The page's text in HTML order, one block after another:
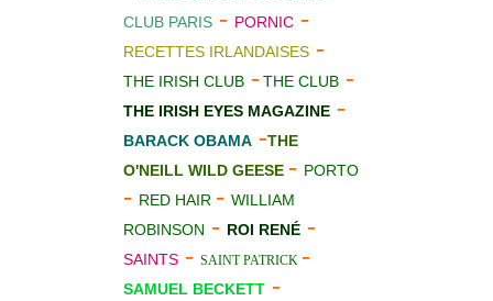
CLUB PARIS - PORNIC -
RECETTES IRLANDAISES -
THE IRISH CLUB -THE CLUB -
THE IRISH EYES MAGAZINE -
BARACK OBAMA -THE
O'NEILL WILD GEESE - PORTO
- RED HAIR - WILLIAM
ROBINSON - ROI RENÉ -
SAINTS - SAINT PATRICK -
SAMUEL BECKETT -